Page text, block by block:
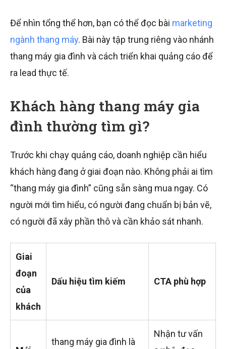
Để nhìn tổng thể hơn, bạn có thể đọc bài marketing
ngành thang máy. Bài này tập trung riêng vào nhánh
thang máy gia đình và cách triển khai quảng cáo để
ra lead thực tế.
Khách hàng thang máy gia
đình thường tìm gì?
Trước khi chạy quảng cáo, doanh nghiệp cần hiểu
khách hàng đang ở giai đoạn nào. Không phải ai tìm
“thang máy gia đình” cũng sẵn sàng mua ngay. Có
người mới tìm hiểu, có người đang chuẩn bị bản vẽ,
có người đã xây phần thô và cần khảo sát nhanh.
Giai
đoạn
của
khách
Dấu hiệu tìm kiếm CTA phù hợp
thang máy gia đình là
Nhận tư vấn